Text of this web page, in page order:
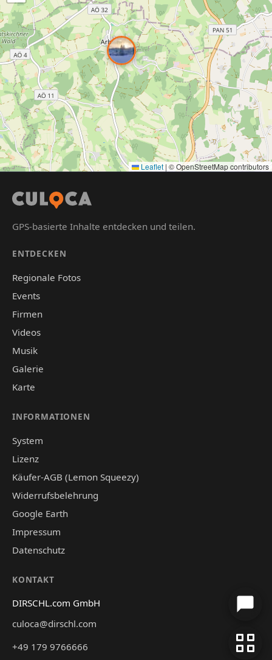
Leaflet | © OpenStreetMap contributors
GPS-basierte Inhalte entdecken und teilen.
ENTDECKEN
Regionale Fotos
Events
Firmen
Videos
Musik
Galerie
Karte
INFORMATIONEN
System
Lizenz
Käufer-AGB (Lemon Squeezy)
Widerrufsbelehrung
Google Earth
Impressum
Datenschutz
KONTAKT
DIRSCHL.com GmbH
culoca@dirschl.com
+49 179 9766666